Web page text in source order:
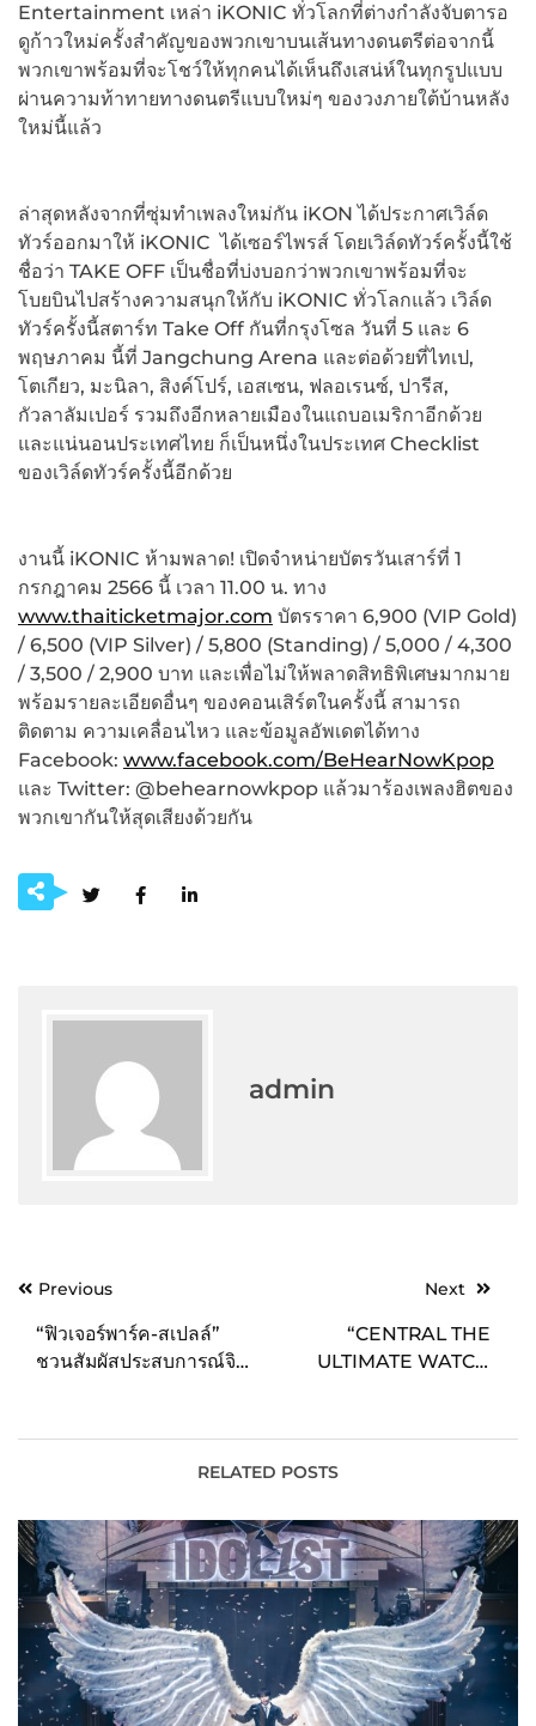
Entertainment เหล่า iKONIC ทั่วโลกที่ต่างกำลังจับตารอ
ดูก้าวใหม่ครั้งสำคัญของพวกเขาบนเส้นทางดนตรีต่อจากนี้
พวกเขาพร้อมที่จะโชว์ให้ทุกคนได้เห็นถึงเสน่ห์ในทุกรูปแบบ
ผ่านความท้าทายทางดนตรีแบบใหม่ๆ ของวงภายใต้บ้านหลัง
ใหม่นี้แล้ว
ล่าสุดหลังจากที่ซุ่มทำเพลงใหม่กัน iKON ได้ประกาศเวิล์ด
ทัวร์ออกมาให้ iKONIC ได้เซอร์ไพรส์ โดยเวิล์ดทัวร์ครั้งนี้ใช้
ชื่อว่า TAKE OFF เป็นชื่อที่บ่งบอกว่าพวกเขาพร้อมที่จะ
โบยบินไปสร้างความสนุกให้กับ iKONIC ทั่วโลกแล้ว เวิล์ด
ทัวร์ครั้งนี้สตาร์ท Take Off กันที่กรุงโซล วันที่ 5 และ 6
พฤษภาคม นี้ที่ Jangchung Arena และต่อด้วยที่ไทเป,
โตเกียว, มะนิลา, สิงค์โปร์, เอสเซน, ฟลอเรนซ์, ปารีส,
กัวลาลัมเปอร์ รวมถึงอีกหลายเมืองในแถบอเมริกาอีกด้วย
และแน่นอนประเทศไทย ก็เป็นหนึ่งในประเทศ Checklist
ของเวิล์ดทัวร์ครั้งนี้อีกด้วย
งานนี้ iKONIC ห้ามพลาด! เปิดจำหน่ายบัตรวันเสาร์ที่ 1
กรกฎาคม 2566 นี้ เวลา 11.00 น.​ ทาง
www.thaiticketmajor.com บัตรราคา 6,900 (VIP Gold)
/ 6,500 (VIP Silver) / 5,800 (Standing) / 5,000 / 4,300
/ 3,500 / 2,900 บาท และเพื่อไม่ให้พลาดสิทธิพิเศษมากมาย
พร้อมรายละเอียดอื่นๆ ของคอนเสิร์ตในครั้งนี้ สามารถ
ติดตาม ความเคลื่อนไหว และข้อมูลอัพเดตได้ทาง
Facebook: www.facebook.com/BeHearNowKpop
และ Twitter: @behearnowkpop แล้วมาร้องเพลงฮิตของ
พวกเขากันให้สุดเสียงด้วยกัน
admin
PostPrevious
“ฟิวเจอร์พาร์ค-สเปลล์”
ชวนสัมผัสประสบการณ์จิบ
แชมป์ระดับประเทศ
Next
“CENTRAL THE
ULTIMATE WATCH
RELATED POSTS